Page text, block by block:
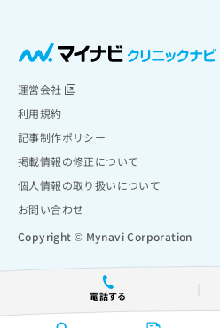
電話する
運営会社
利用規約
記事制作ポリシー
掲載情報の修正について
個人情報の取り扱いについて
お問い合わせ
Copyright © Mynavi Corporation